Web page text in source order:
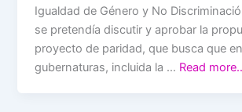
Igualdad de Género y No
se pretendía discutir y aprobar la
proyecto de paridad, que busca que
gubernaturas, incluida la … Read